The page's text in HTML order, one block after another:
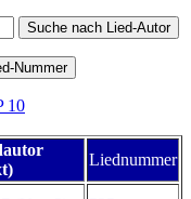
10
Liednummer